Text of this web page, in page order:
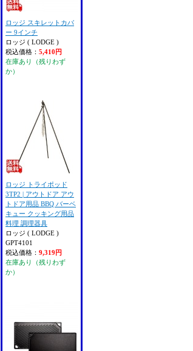
ロッジ スキレットカバ
ー 9インチ
ロッジ ( LODGE )
税込価格： 5,410円
在庫あり（残りわず
か）
ロッジ トライポッド
3TP2 | アウトドア アウ
トドア用品 BBQ バーベ
キュー クッキング用品
料理 調理器具
ロッジ ( LODGE )
GPT4101
税込価格： 9,319円
在庫あり（残りわず
か）